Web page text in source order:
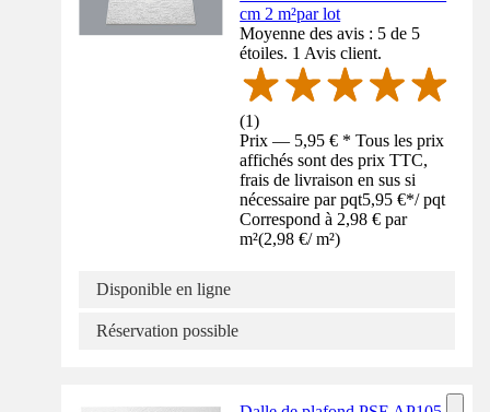
cm 2 m²par lot
Moyenne des avis : 5 de 5
étoiles. 1 Avis client.
(1)
Prix — 5,95 € * Tous les prix
affichés sont des prix TTC,
frais de livraison en sus si
nécessaire par pqt5,95 €*/ pqt
Correspond à 2,98 € par
m²(2,98 €/ m²)
Disponible en ligne
Réservation possible